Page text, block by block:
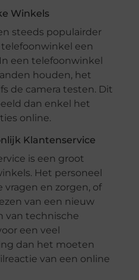
Winkels
steeds populairder
een
een telefoonwinkel
houden, het
de camera testen. Dit
dan enkel het
online.
Klantenservice
is een groot
Het personeel
vragen en zorgen, of
van een nieuw
van technische
een veel
dan het moeten
van een online